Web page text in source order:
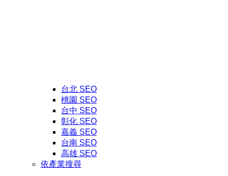
台北 SEO
桃園 SEO
台中 SEO
彰化 SEO
嘉義 SEO
台南 SEO
高雄 SEO
依產業搜尋